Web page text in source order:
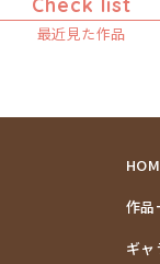
最近見た作品
作品
ギャ